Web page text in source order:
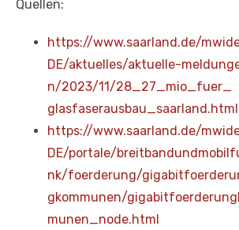
Quellen:
https://www.saarland.de/
DE/aktuelles/aktuelle-
n/2023/11/28_27_mio_fuer_
glasfaserausbau_saarland.html
https://www.saarland.de/
DE/portale/
nk/foerderung/
gkommunen/
munen_node.html